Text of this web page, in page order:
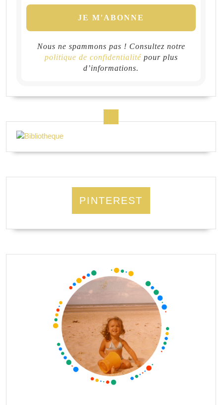
Nous ne spammons pas ! Consultez notre
politique de confidentialitépour plus
d’informations.
PINTEREST